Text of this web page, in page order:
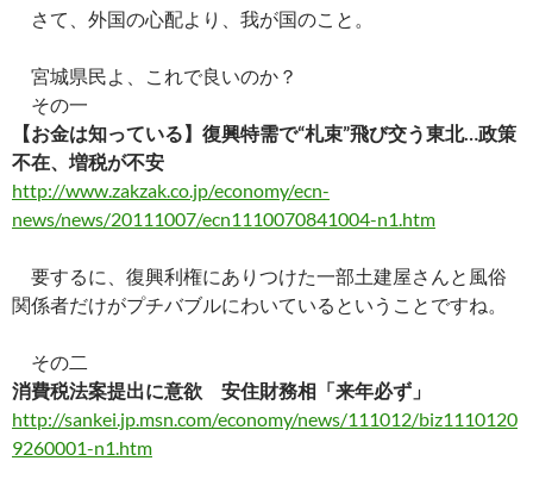
さて、外国の心配より、我が国のこと。
宮城県民よ、これで良いのか？
その一
【お金は知っている】復興特需で“札束”飛び交う東北…政策
不在、増税が不安
http://www.zakzak.co.jp/economy/ecn-
news/news/20111007/ecn1110070841004-n1.htm
要するに、復興利権にありつけた一部土建屋さんと風俗
関係者だけがプチバブルにわいているということですね。
その二
消費税法案提出に意欲 安住財務相「来年必ず」
http://sankei.jp.msn.com/economy/news/111012/biz1110120
9260001-n1.htm